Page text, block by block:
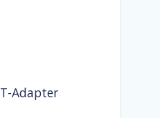
T-Adapter